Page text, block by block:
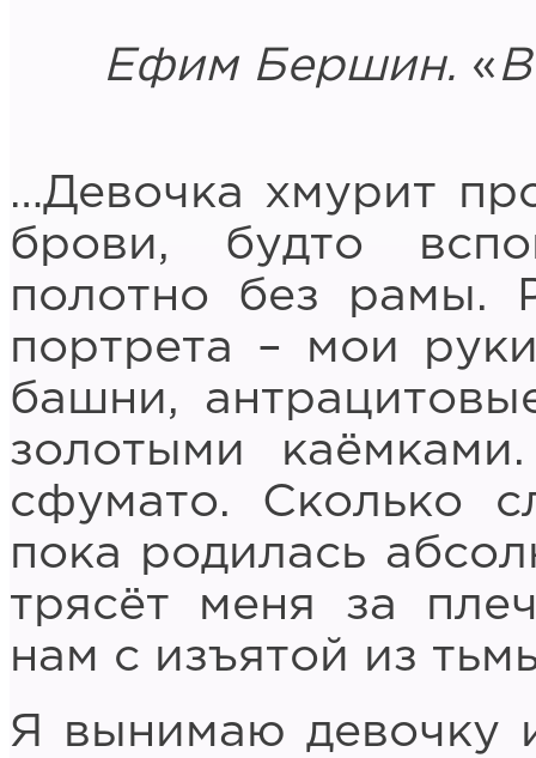
Ефим Бершин. «
…Девочка хмурит
брови, будто
полотно без рамы.
портрета – мои
башни,
золотыми
сфумато. Сколько
пока родилась
трясёт меня за
нам с изъятой из
Я вынимаю девочку